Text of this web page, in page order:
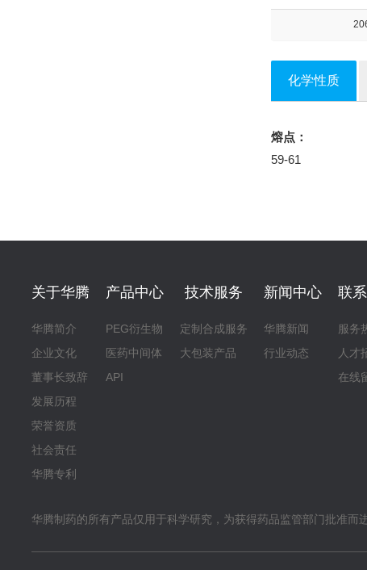
化学性质
熔点：
59-61
关于华腾
华腾简介
企业文化
董事长致辞
发展历程
荣誉资质
社会责任
华腾专利
产品中心
PEG衍生物
医药中间体
API
技术服务
定制合成服务
大包装产品
新闻中心
华腾新闻
行业动态
联
服务
人才
在线
华腾制药的所有产品仅用于科学研究，为获得药品监管部门批准而